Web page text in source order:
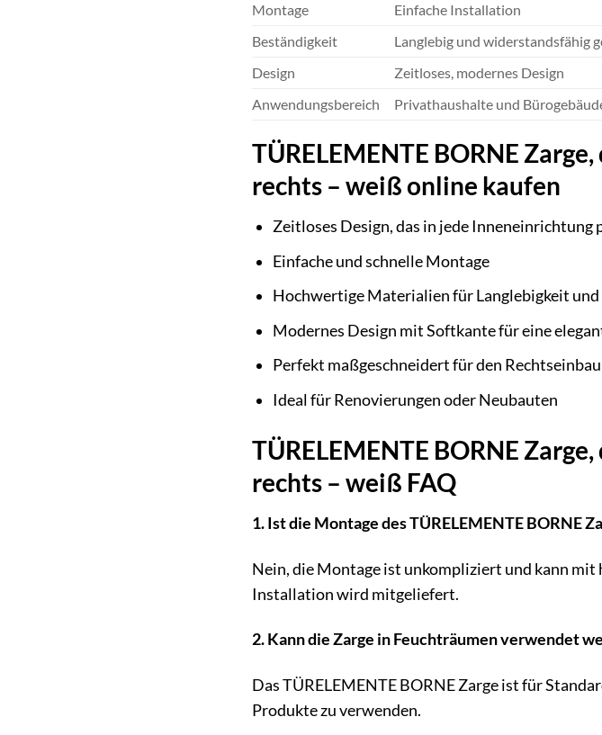
Montage
Einfache Installation
Beständigkeit
Langlebig und widerstandsfähig
Design
Zeitloses, modernes Design
Anwendungsbereich
Privathaushalte und
TÜRELEMENTE BORNE
rechts – weiß online kaufen
Zeitloses Design, das in jede Inneneinrichtung
Einfache und schnelle Montage
Hochwertige Materialien für Langlebigkeit
Modernes Design mit Softkante für eine
Perfekt maßgeschneidert für den Rechtseinbau
Ideal für Renovierungen oder Neubauten
TÜRELEMENTE BORNE
rechts – weiß FAQ
1. Ist die Montage des TÜRELEMENTE BORNE
Nein, die Montage ist unkompliziert und kann
Installation wird mitgeliefert.
2. Kann die Zarge in Feuchträumen verwendet
Das TÜRELEMENTE BORNE Zarge ist für
Produkte zu verwenden.